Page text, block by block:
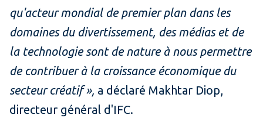
qu'acteur mondial de premier plan dans les
domaines du divertissement, des médias et de
la technologie sont de nature à nous permettre
de contribuer à la croissance économique du
secteur créatif », a déclaré Makhtar Diop,
directeur général d'IFC.